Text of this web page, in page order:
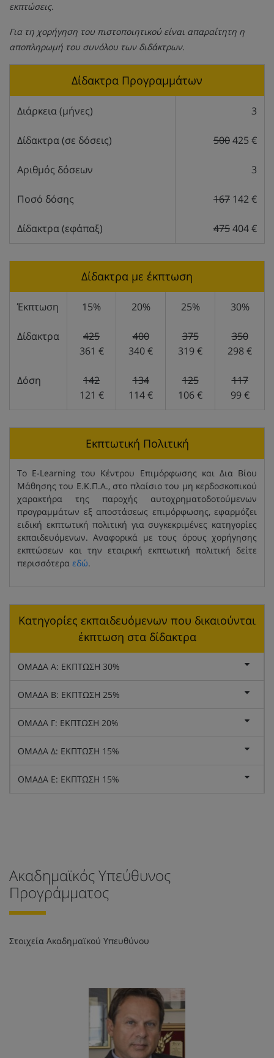
εκπτώσεις.
Για τη χορήγηση του πιστοποιητικού είναι απαραίτητη η
αποπληρωμή του συνόλου των διδάκτρων.
Δίδακτρα Προγραμμάτων
Διάρκεια (μήνες) 3
Δίδακτρα (σε δόσεις) 500425 €
Αριθμός δόσεων 3
Ποσό δόσης 167 142 €
Δίδακτρα (εφάπαξ) 475404 €
Δίδακτρα με έκπτωση
Έκπτωση 15% 20% 25% 30%
Δίδακτρα
425
361 €
400
340 €
375
319 €
350
298 €
Δόση
142
121 €
134
114 €
125
106 €
117
99 €
Εκπτωτική Πολιτική
Το E-Learning του Κέντρου Επιμόρφωσης και Δια Βίου
Μάθησης του Ε.Κ.Π.Α., στο πλαίσιο του μη κερδοσκοπικού
χαρακτήρα της παροχής αυτοχρηματοδοτούμενων
προγραμμάτων εξ αποστάσεως επιμόρφωσης, εφαρμόζει
ειδική εκπτωτική πολιτική για συγκεκριμένες κατηγορίες
εκπαιδευόμενων. Αναφορικά με τους όρους χορήγησης
εκπτώσεων και την εταιρική εκπτωτική πολιτική δείτε
περισσότερα εδώ.
Κατηγορίες εκπαιδευόμενων που δικαιούνται
έκπτωση στα δίδακτρα
ΟΜΑΔΑ Α: ΕΚΠΤΩΣΗ 30%
ΟΜΑΔΑ Β: ΕΚΠΤΩΣΗ 25%
ΟΜΑΔΑ Γ: ΕΚΠΤΩΣΗ 20%
ΟΜΑΔΑ Δ: ΕΚΠΤΩΣΗ 15%
ΟΜΑΔΑ Ε: ΕΚΠΤΩΣΗ 15%
Ακαδημαϊκός Υπεύθυνος
Προγράμματος
Στοιχεία Ακαδημαϊκού Υπευθύνου